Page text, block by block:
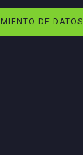
DE DATOS